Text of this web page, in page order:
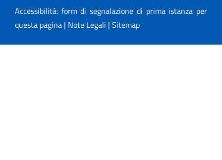
Accessibilità: form di segnalazione di prima istanza per
questa pagina | Note Legali | Sitemap